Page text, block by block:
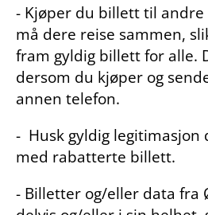
- Kjøper du billett til
må dere reise sammen,
fram gyldig billett for alle.
dersom du kjøper og
annen telefon.
- Husk gyldig legitimasjon
med rabatterte billett.
- Billetter og/eller data fra